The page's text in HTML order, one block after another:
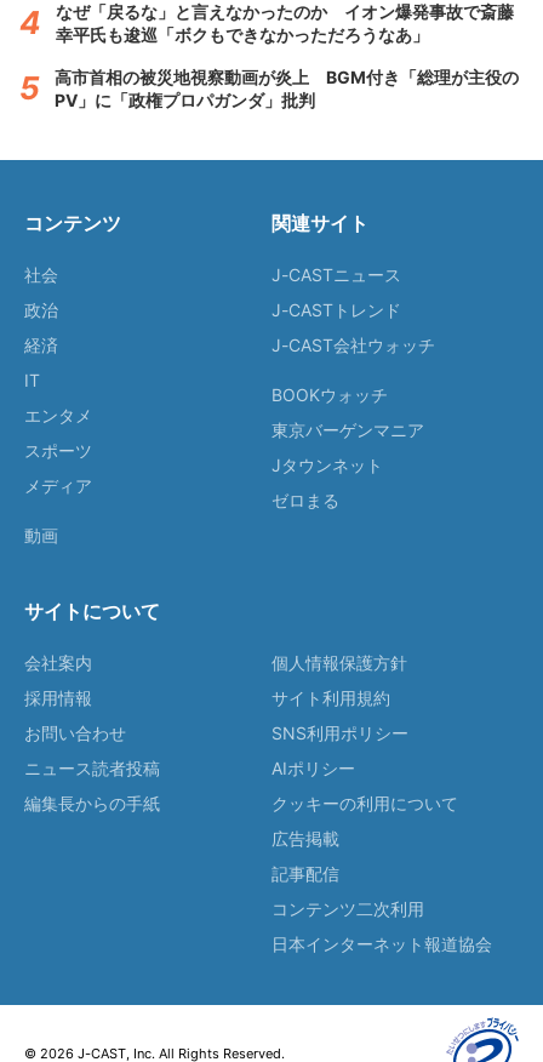
なぜ「戻るな」と言えなかったのか イオン爆発事故で斎藤
幸平氏も逡巡「ボクもできなかっただろうなあ」
高市首相の被災地視察動画が炎上 BGM付き「総理が主役の
PV」に「政権プロパガンダ」批判
コンテンツ
社会
政治
経済
IT
エンタメ
スポーツ
メディア
動画
関連サイト
J-CASTニュース
J-CASTトレンド
J-CAST会社ウォッチ
BOOKウォッチ
東京バーゲンマニア
Jタウンネット
ゼロまる
サイトについて
会社案内
採用情報
お問い合わせ
ニュース読者投稿
編集長からの手紙
個人情報保護方針
サイト利用規約
SNS利用ポリシー
AIポリシー
クッキーの利用について
広告掲載
記事配信
コンテンツ二次利用
日本インターネット報道協会
© 2026 J-CAST, Inc. All Rights Reserved.